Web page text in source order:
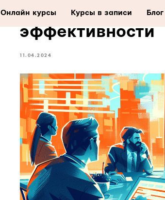
Онлайн курсы Курсы в записи Блог
Шаблон и
эффективности
11.04.2024